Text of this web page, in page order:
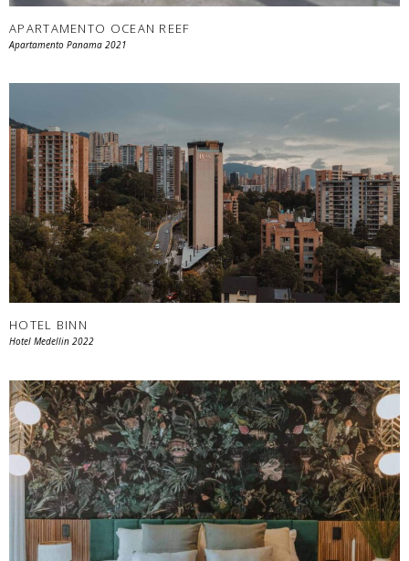
APARTAMENTO OCEAN REEF
Apartamento Panama 2021
HOTEL BINN
Hotel Medellin 2022